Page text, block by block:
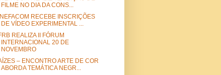
FILME NO DIA DA CONS...
RECEBE INSCRIÇÕES
DE VÍDEO EXPERIMENTAL ...
REALIZA II FÓRUM
INTERNACIONAL 20 DE
NOVEMBRO
– ENCONTRO ARTE DE COR
ABORDA TEMÁTICA NEGR...